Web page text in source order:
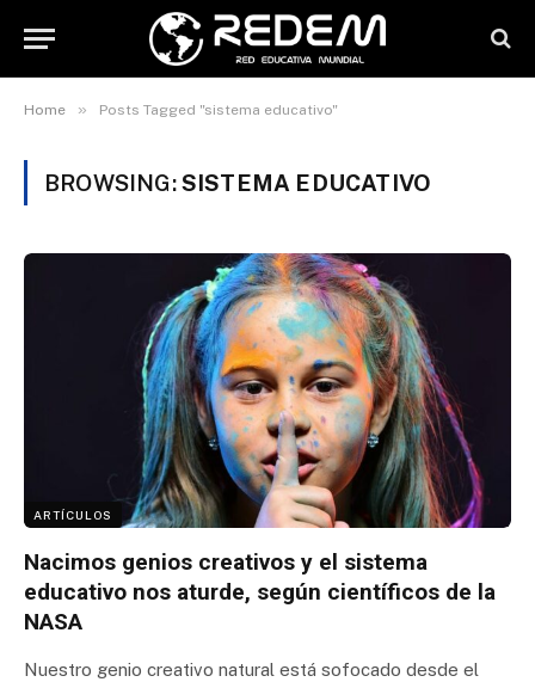
Home » Posts Tagged "sistema educativo"
BROWSING:SISTEMA EDUCATIVO
ARTÍCULOS
Nacimos genios creativos y el sistema
educativo nos aturde, según científicos de la
NASA
Nuestro genio creativo natural está sofocado desde el